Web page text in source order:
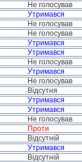
Не голосував
Утримався
Не голосував
Не голосував
Утримався
Утримався
Не голосував
Утримався
Не голосував
Відсутня
Утримався
Утримався
Не голосував
Проти
Відсутній
Утримався
Відсутній